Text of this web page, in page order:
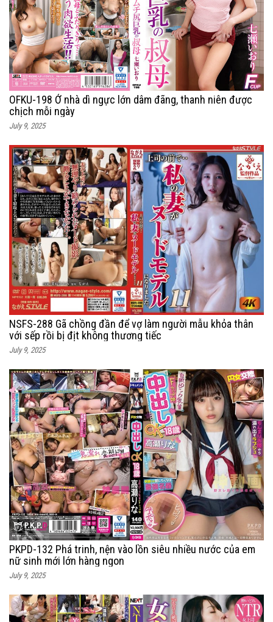
OFKU-198 Ở nhà dì ngực lớn dâm đãng, thanh niên được
chịch mỗi ngày
July 9, 2025
NSFS-288 Gã chồng đần để vợ làm người mẫu khỏa thân
với sếp rồi bị địt không thương tiếc
July 9, 2025
PKPD-132 Phá trinh, nện vào lồn siêu nhiều nước của em
nữ sinh mới lớn hàng ngon
July 9, 2025